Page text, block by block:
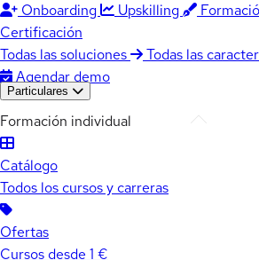
Onboarding
Upskilling
Certificación
Todas las soluciones
Todas las
Agendar demo
Particulares
Formación individual
Catálogo
Todos los cursos y carreras
Ofertas
Cursos desde 1 €